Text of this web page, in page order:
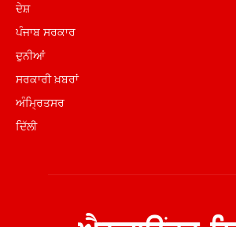
ਦੇਸ਼
ਪੰਜਾਬ ਸਰਕਾਰ
ਦੁਨੀਆਂ
ਸਰਕਾਰੀ ਖ਼ਬਰਾਂ
ਅੰਮ੍ਰਿਤਸਰ
ਦਿੱਲੀ